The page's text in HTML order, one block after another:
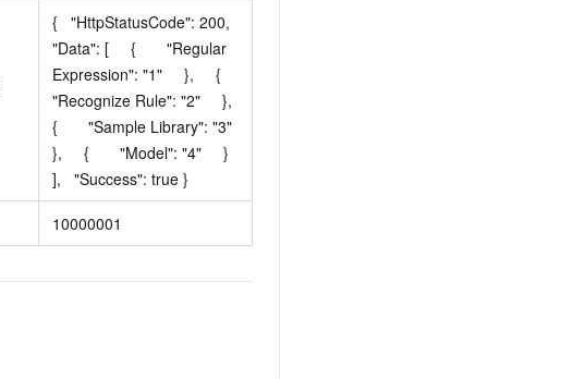
{   "HttpStatusCode": 200,
"Data": [     {       "Regular
Expression": "1"     },     {
"Recognize Rule": "2"     },
{       "Sample Library": "3"
},     {       "Model": "4"     }
],   "Success": true }
10000001